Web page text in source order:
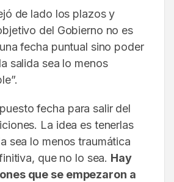
de lado los plazos y
del Gobierno no es
fecha puntual sino poder
salida sea lo menos
fecha para salir del
La idea es tenerlas
sea lo menos traumática
que no lo sea. Hay
que se empezaron a